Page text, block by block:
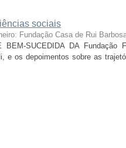
sociais
Fundação Casa de Rui
SUCEDIDA DA Fundação
e os depoimentos sobre as